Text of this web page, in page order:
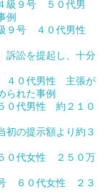
級９号 ５０代男
例
９号 ４０代男性
訴訟を提起し、十分
４０代男性 主張が
られた事例
０代男性 約２１０
の提示額より約３
０代女性 ２５０万
号 ６０代女性 ２３